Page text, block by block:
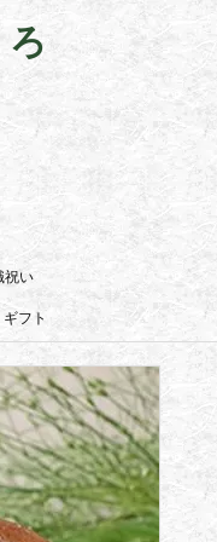
祝い
フト